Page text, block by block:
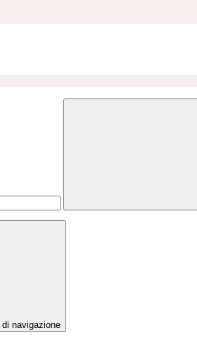
di navigazione